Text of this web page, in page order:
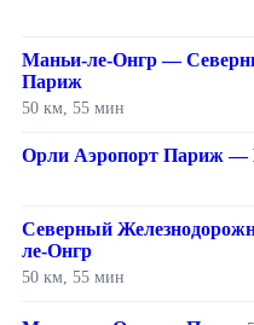
Маньи-ле-Онгр —
Париж
50 км, 55 мин
Орли Аэропорт Париж —
Северный
ле-Онгр
50 км, 55 мин